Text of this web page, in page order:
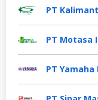
PT
PT Motasa
PT